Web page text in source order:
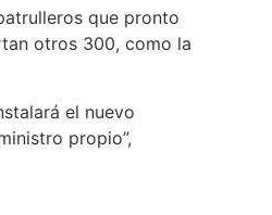
que pronto
otros 300, como la
el nuevo
propio”,